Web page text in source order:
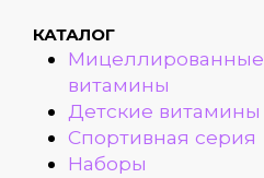
КАТАЛОГ
Мицеллированные
витамины
Детские витамины
Спортивная серия
Наборы